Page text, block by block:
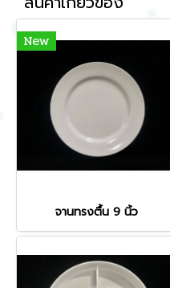
New
จานทรงตื้น 9 นิ้ว